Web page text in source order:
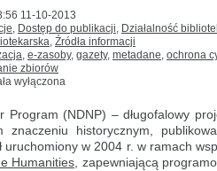
11-10-2013
, Dostęp do publikacji, Działalność
, Źródła informacji
, e-zasoby, gazety, metadane, ochrona
zbiorów
wyłączona
Program (NDNP) – długofalowy
historycznym,
uruchomiony w 2004 r. w ramach
Humanities , zapewniającą